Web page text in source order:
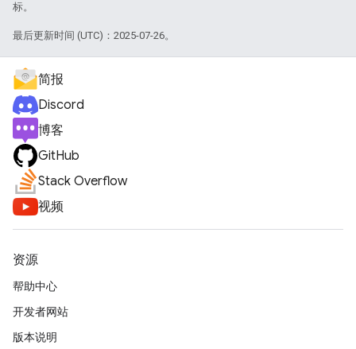
标。
最后更新时间 (UTC)：2025-07-26。
简报
Discord
博客
GitHub
Stack Overflow
视频
资源
帮助中心
开发者网站
版本说明